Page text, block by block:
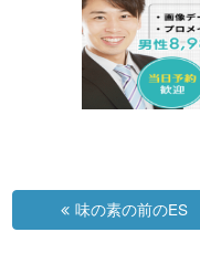
味の素の前のES